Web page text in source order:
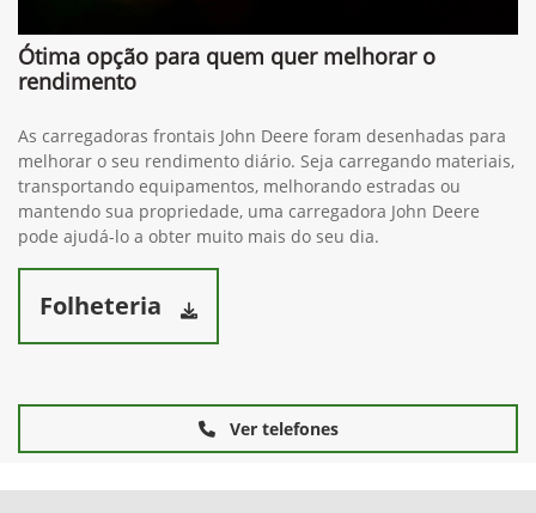
Ótima opção para quem quer melhorar o
rendimento
As carregadoras frontais John Deere foram desenhadas para
melhorar o seu rendimento diário. Seja carregando materiais,
transportando equipamentos, melhorando estradas ou
mantendo sua propriedade, uma carregadora John Deere
pode ajudá-lo a obter muito mais do seu dia.
Folheteria
Ver telefones